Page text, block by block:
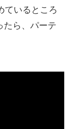
ているところ
たら、パーテ